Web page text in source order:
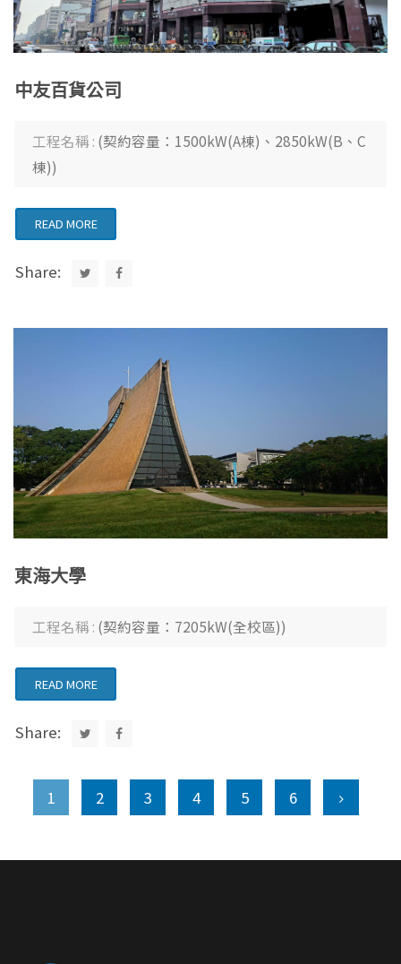
中友百貨公司
工程名稱 : (契約容量：1500kW(A棟)、2850kW(B、C
棟))
READ MORE
Share:
東海大學
工程名稱 : (契約容量：7205kW(全校區))
READ MORE
Share:
1 2 3 4 5 6